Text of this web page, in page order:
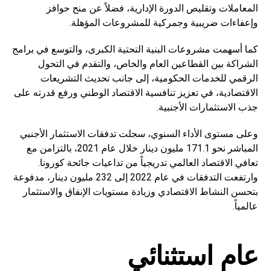
المعاملات وتقليص الدورة الإدارية، فضلاً عن منح حوافز
وإعفاءات ضريبية وجمركية للمشروعات المؤهلة.
كما أسهمت مشروعات البنية التحتية الكبرى، والتوسع في برامج
الشراكة بين القطاعين العام والخاص، والتقدم في التحول
الرقمي للخدمات الحكومية، إلى جانب تحديث التشريعات
الاقتصادية، في تعزيز تنافسية الاقتصاد الوطني ورفع قدرته على
جذب الاستثمارات الأجنبية.
وعلى مستوى الأداء السنوي، سجلت تدفقات الاستثمار الأجنبي
المباشر نحو 171.1 مليون دينار خلال عام 2021، بالتزامن مع
تعافي الاقتصاد العالمي تدريجياً من تداعيات جائحة كورونا.
وارتفعت التدفقات في عام 2022 إلى 232 مليون دينار، مدفوعة
بتحسن النشاط الاقتصادي وزيادة مستويات الإنفاق والاستثمار
عالمياً.
عام استثنائي